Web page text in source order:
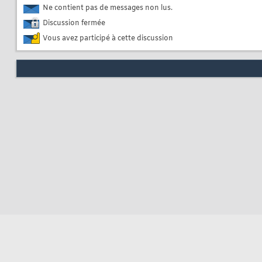
Ne contient pas de messages non lus.
Discussion fermée
Vous avez participé à cette discussion